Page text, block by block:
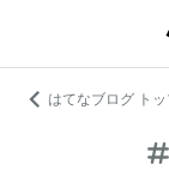
はてなブログ ト